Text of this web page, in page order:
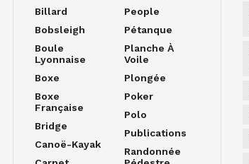
Billard
Bobsleigh
Boule
Lyonnaise
Boxe
Boxe
Française
Bridge
Canoë-Kayak
People
Pétanque
Planche À
Voile
Plongée
Poker
Polo
Publications
Randonnée